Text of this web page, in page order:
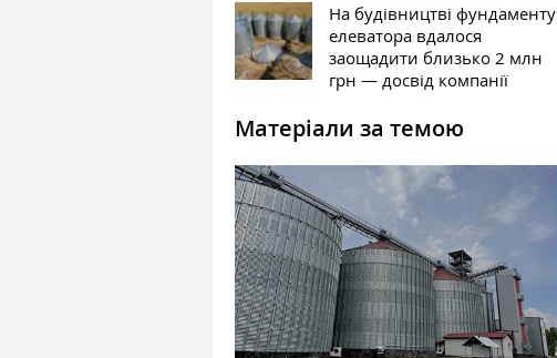
На будівництві фундаменту
елеватора вдалося
заощадити близько 2 млн
грн — досвід компанії
Матеріали за темою